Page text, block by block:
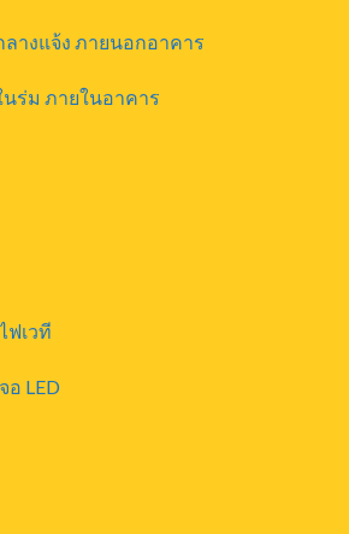
างแจ้ง ภายนอกอาคาร
ร่ม ภายในอาคาร
ฟเวที
อ LED